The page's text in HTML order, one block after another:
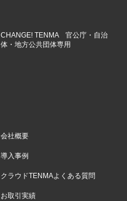
CHANGE! TENMA 官公庁・自治
体・地方公共団体専用
会社概要
導入事例
クラウドTENMAよくある質問
お取引実績